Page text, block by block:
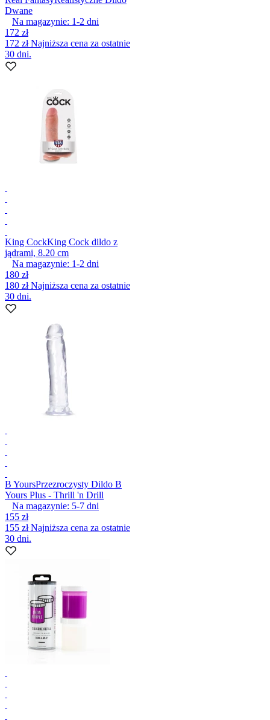
Dwane
Na magazynie: 1-2 dni
172 zł
172 złNajniższa cena za ostatnie
30 dni.
King CockKing Cock dildo z
jądrami, 8.20 cm
Na magazynie: 1-2 dni
180 zł
180 złNajniższa cena za ostatnie
30 dni.
B YoursPrzezroczysty Dildo B
Yours Plus - Thrill 'n Drill
Na magazynie: 5-7 dni
155 zł
155 złNajniższa cena za ostatnie
30 dni.